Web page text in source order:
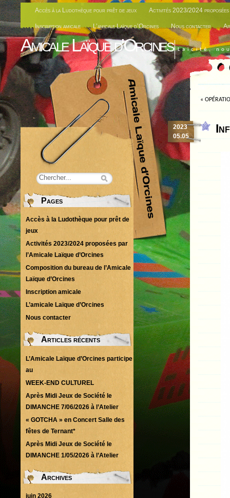
Accès à la Ludothèque pour prêt de jeux Activités 2023/2024 proposées
Inscription amicale L’amicale Laïque d’Orcines Nous contacter
Amicale Laïque d'Orcines Laïcité,
«
2023
05.05
Pages
Accès à la Ludothèque pour prêt de
jeux
Activités 2023/2024 proposées par
l’Amicale Laïque d’Orcines
Composition du bureau de l’Amicale
Laïque d’Orcines
Inscription amicale
L’amicale Laïque d’Orcines
Nous contacter
Articles récents
L’Amicale Laïque d’Orcines participe
au
WEEK-END CULTUREL
Après Midi Jeux de Société le
DIMANCHE 7/06/2026 à l’Atelier
« GOTCHA » en Concert Salle des
fêtes de Ternant*
Après Midi Jeux de Société le
DIMANCHE 1/05/2026 à l’Atelier
Archives
juin 2026